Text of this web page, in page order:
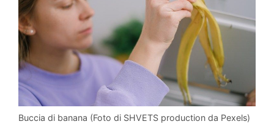
Buccia di banana (Foto di SHVETS production da Pexels)